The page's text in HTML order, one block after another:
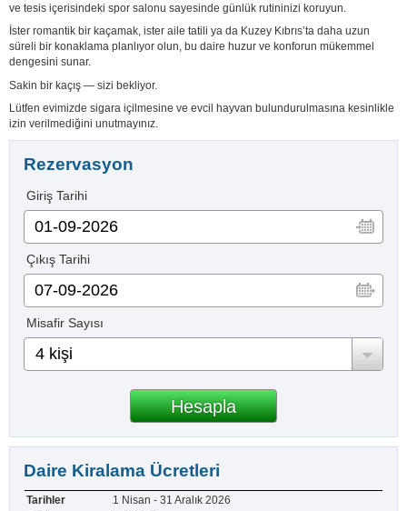
ve tesis içerisindeki spor salonu sayesinde günlük rutininizi koruyun.
İster romantik bir kaçamak, ister aile tatili ya da Kuzey Kıbrıs’ta daha uzun
süreli bir konaklama planlıyor olun, bu daire huzur ve konforun mükemmel
dengesini sunar.
Sakin bir kaçış — sizi bekliyor.
Lütfen evimizde sigara içilmesine ve evcil hayvan bulundurulmasına kesinlikle
izin verilmediğini unutmayınız.
Rezervasyon
Giriş Tarihi
Çıkış Tarihi
Misafir Sayısı
4 kişi
Daire Kiralama Ücretleri
1 Nisan - 31 Aralık 2026